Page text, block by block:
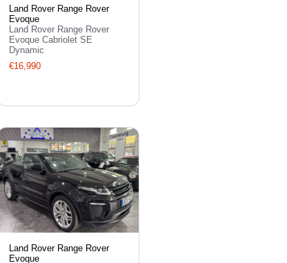
Land Rover Range Rover
Evoque
Land Rover Range Rover
Evoque Cabriolet SE
Dynamic
€16,990
Land Rover Range Rover
Evoque